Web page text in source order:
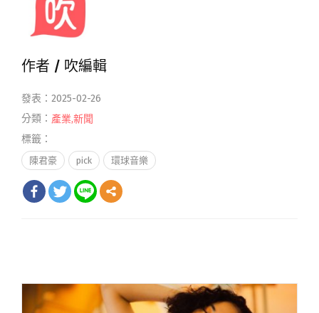
作者 / 吹編輯
發表：2025-02-26
分類： 產業,新聞
標籤：
陳君豪 pick 環球音樂